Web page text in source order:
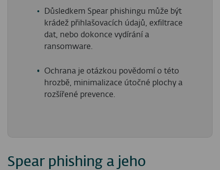
Důsledkem Spear phishingu může být
krádež přihlašovacích údajů, exfiltrace
dat, nebo dokonce vydírání a
ransomware.
Ochrana je otázkou povědomí o této
hrozbě, minimalizace útočné plochy a
rozšířené prevence.
Spear phishing a jeho